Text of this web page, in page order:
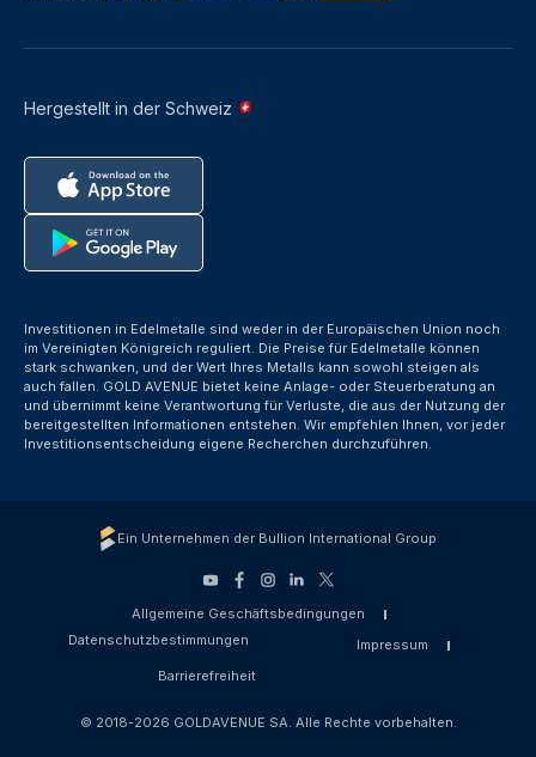
Hergestellt in der Schweiz
Investitionen in Edelmetalle sind weder in der Europäischen Union noch
im Vereinigten Königreich reguliert. Die Preise für Edelmetalle können
stark schwanken, und der Wert Ihres Metalls kann sowohl steigen als
auch fallen. GOLD AVENUE bietet keine Anlage- oder Steuerberatung an
und übernimmt keine Verantwortung für Verluste, die aus der Nutzung der
bereitgestellten Informationen entstehen. Wir empfehlen Ihnen, vor jeder
Investitionsentscheidung eigene Recherchen durchzuführen.
Ein Unternehmen der Bullion International Group
Allgemeine Geschäftsbedingungen
Datenschutzbestimmungen
Impressum
Barrierefreiheit
© 2018-2026 GOLDAVENUE SA. Alle Rechte vorbehalten.